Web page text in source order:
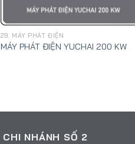
29. MÁY PHÁT ĐIỆN
MÁY PHÁT ĐIỆN YUCHAI 200 KW
CHI NHÁNH SỐ 2